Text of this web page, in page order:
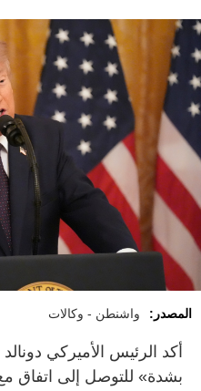
المصدر: واشنطن - وكالات
أكد الرئيس الأميركي
بشدة» للتوصل إلى اتفاق